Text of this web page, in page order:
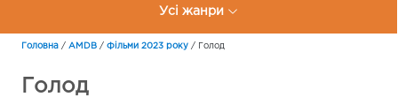
Усі жанри
Головна / AMDB / Фільми 2023 року / Голод
Голод